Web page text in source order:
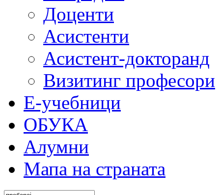
Доценти
Асистенти
Асистент-докторанд
Визитинг професори
Е-учебници
ОБУКА
Алумни
Мапа на страната